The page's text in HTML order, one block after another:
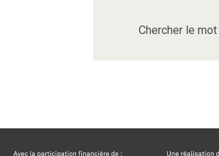
Chercher le mot